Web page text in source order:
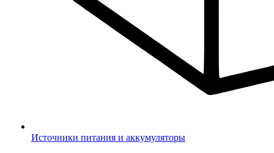
Источники питания и аккумуляторы